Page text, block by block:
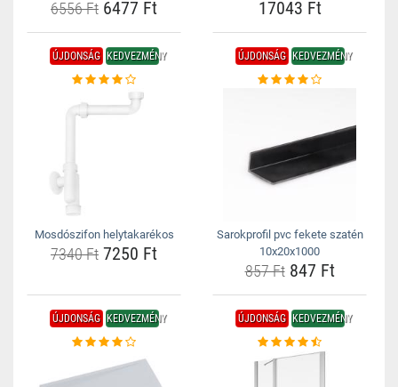
6556 Ft 6477 Ft 17043 Ft
ÚJDONSÁG KEDVEZMÉNY
Mosdószifon helytakarékos
7340 Ft 7250 Ft
ÚJDONSÁG KEDVEZMÉNY
Sarokprofil pvc fekete szatén
10x20x1000
857 Ft847 Ft
ÚJDONSÁG KEDVEZMÉNY ÚJDONSÁG KEDVEZMÉNY